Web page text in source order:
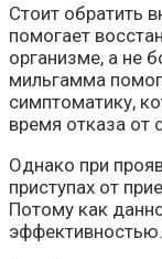
Стоит обратить
помогает
организме, а не
мильгамма
симптоматику,
время отказа от
Однако при
приступах от
Потому как
эффективностью.